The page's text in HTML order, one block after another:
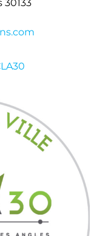
30133